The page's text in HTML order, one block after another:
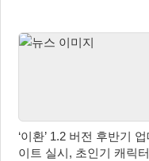
‘이환’ 1.2 버전 후반기 업데
이트 실시, 초인기 캐릭터